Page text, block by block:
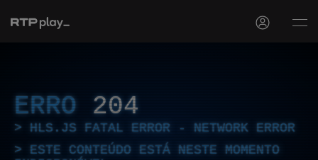
ERRO 204
HLS.JS FATAL ERROR - NETWORK ERROR
ESTE CONTEÚDO ESTÁ NESTE MOMENTO